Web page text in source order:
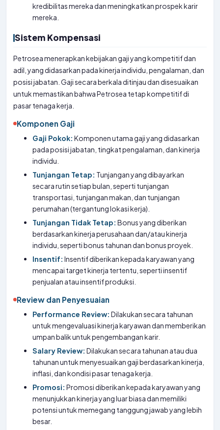
kredibilitas mereka dan meningkatkan prospek karir
mereka.
Sistem Kompensasi
Petrosea menerapkan kebijakan gaji yang kompetitif dan
adil, yang didasarkan pada kinerja individu, pengalaman, dan
posisi jabatan. Gaji secara berkala ditinjau dan disesuaikan
untuk memastikan bahwa Petrosea tetap kompetitif di
pasar tenaga kerja.
Komponen Gaji
Gaji Pokok: Komponen utama gaji yang didasarkan
pada posisi jabatan, tingkat pengalaman, dan kinerja
individu.
Tunjangan Tetap: Tunjangan yang dibayarkan
secara rutin setiap bulan, seperti tunjangan
transportasi, tunjangan makan, dan tunjangan
perumahan (tergantung lokasi kerja).
Tunjangan Tidak Tetap: Bonus yang diberikan
berdasarkan kinerja perusahaan dan/atau kinerja
individu, seperti bonus tahunan dan bonus proyek.
Insentif: Insentif diberikan kepada karyawan yang
mencapai target kinerja tertentu, seperti insentif
penjualan atau insentif produksi.
Review dan Penyesuaian
Performance Review: Dilakukan secara tahunan
untuk mengevaluasi kinerja karyawan dan memberikan
umpan balik untuk pengembangan karir.
Salary Review: Dilakukan secara tahunan atau dua
tahunan untuk menyesuaikan gaji berdasarkan kinerja,
inflasi, dan kondisi pasar tenaga kerja.
Promosi: Promosi diberikan kepada karyawan yang
menunjukkan kinerja yang luar biasa dan memiliki
potensi untuk memegang tanggung jawab yang lebih
besar.